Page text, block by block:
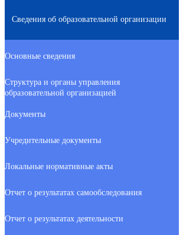
Сведения об образовательной организации
Основные сведения
Структура и органы управления
образовательной организацией
Документы
Учредительные документы
Локальные нормативные акты
Отчет о результатах самообследования
Отчет о результатах деятельности